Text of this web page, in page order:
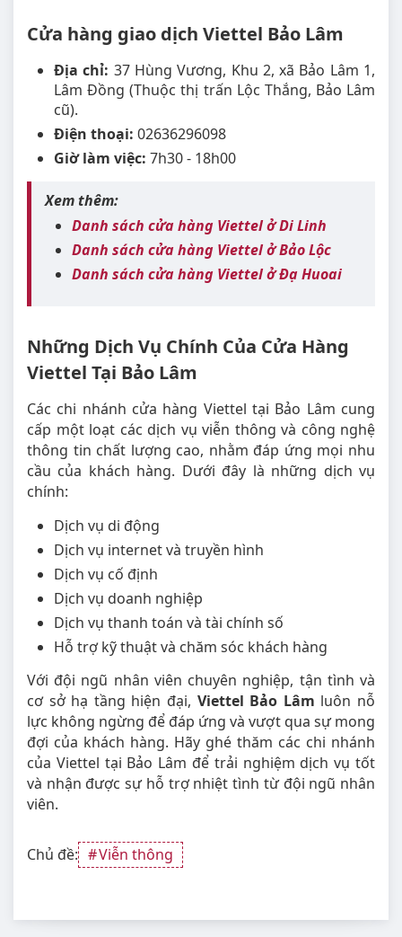
Cửa hàng giao dịch Viettel Bảo Lâm
Địa chỉ: 37 Hùng Vương, Khu 2, xã Bảo Lâm 1,
Lâm Đồng (Thuộc thị trấn Lộc Thắng, Bảo Lâm
cũ).
Điện thoại: 02636296098
Giờ làm việc: 7h30 - 18h00
Xem thêm:
Danh sách cửa hàng Viettel ở Di Linh
Danh sách cửa hàng Viettel ở Bảo Lộc
Danh sách cửa hàng Viettel ở Đạ Huoai
Những Dịch Vụ Chính Của Cửa Hàng
Viettel Tại Bảo Lâm
Các chi nhánh cửa hàng Viettel tại Bảo Lâm cung
cấp một loạt các dịch vụ viễn thông và công nghệ
thông tin chất lượng cao, nhằm đáp ứng mọi nhu
cầu của khách hàng. Dưới đây là những dịch vụ
chính:
Dịch vụ di động
Dịch vụ internet và truyền hình
Dịch vụ cố định
Dịch vụ doanh nghiệp
Dịch vụ thanh toán và tài chính số
Hỗ trợ kỹ thuật và chăm sóc khách hàng
Với đội ngũ nhân viên chuyên nghiệp, tận tình và
cơ sở hạ tầng hiện đại, Viettel Bảo Lâm luôn nỗ
lực không ngừng để đáp ứng và vượt qua sự mong
đợi của khách hàng. Hãy ghé thăm các chi nhánh
của Viettel tại Bảo Lâm để trải nghiệm dịch vụ tốt
và nhận được sự hỗ trợ nhiệt tình từ đội ngũ nhân
viên.
Chủ đề: Viễn thông